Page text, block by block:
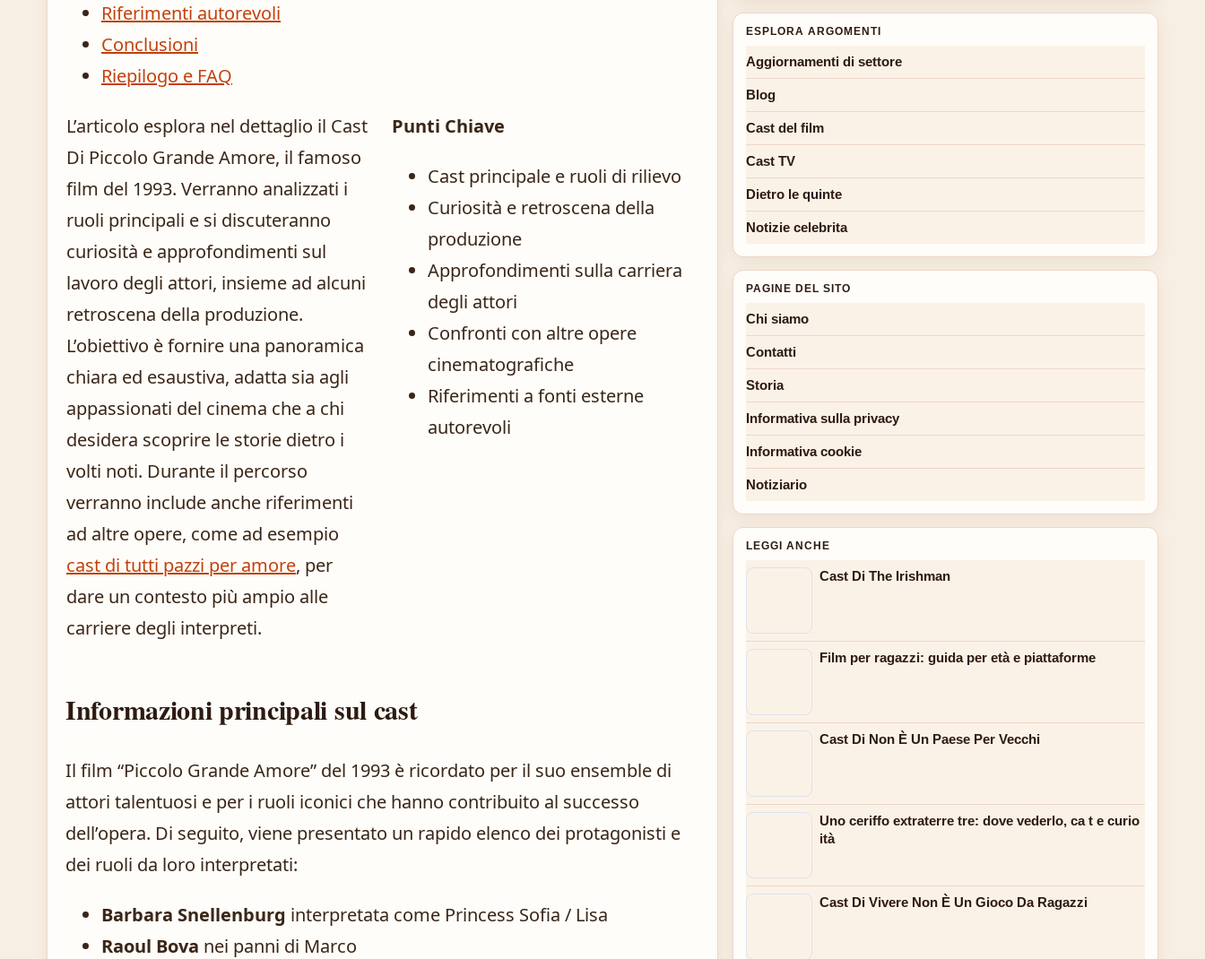
Riferimenti autorevoli
Conclusioni
Riepilogo e FAQ
L’articolo esplora nel dettaglio il Cast
Di Piccolo Grande Amore, il famoso
film del 1993. Verranno analizzati i
ruoli principali e si discuteranno
curiosità e approfondimenti sul
lavoro degli attori, insieme ad alcuni
retroscena della produzione.
L’obiettivo è fornire una panoramica
chiara ed esaustiva, adatta sia agli
appassionati del cinema che a chi
desidera scoprire le storie dietro i
volti noti. Durante il percorso
verranno include anche riferimenti
ad altre opere, come ad esempio
cast di tutti pazzi per amore, per
dare un contesto più ampio alle
carriere degli interpreti.
Punti Chiave
Cast principale e ruoli di rilievo
Curiosità e retroscena della
produzione
Approfondimenti sulla carriera
degli attori
Confronti con altre opere
cinematografiche
Riferimenti a fonti esterne
autorevoli
Informazioni principali sul cast
Il film “Piccolo Grande Amore” del 1993 è ricordato per il suo ensemble di
attori talentuosi e per i ruoli iconici che hanno contribuito al successo
dell’opera. Di seguito, viene presentato un rapido elenco dei protagonisti e
dei ruoli da loro interpretati:
Barbara Snellenburg interpretata come Princess Sofia / Lisa
Raoul Bova nei panni di Marco
ESPLORA ARGOMENTI
Aggiornamenti di settore
Blog
Cast del film
Cast TV
Dietro le quinte
Notizie celebrita
PAGINE DEL SITO
Chi siamo
Contatti
Storia
Informativa sulla privacy
Informativa cookie
Notiziario
LEGGI ANCHE
Cast Di The Irishman
Film per ragazzi: guida per età e piattaforme
Cast Di Non È Un Paese Per Vecchi
Uno ceriffo extraterre tre: dove vederlo, ca t e curio
ità
Cast Di Vivere Non È Un Gioco Da Ragazzi